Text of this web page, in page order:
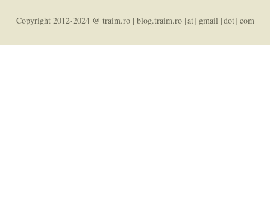
Copyright 2012-2024 @ traim.ro | blog.traim.ro [at] gmail [dot] com